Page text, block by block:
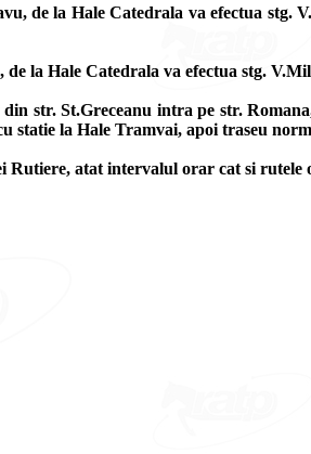
de la Hale Catedrala va efectua stg.
de la Hale Catedrala va efectua stg.
din str. St.Greceanu intra pe str.
statie la Hale Tramvai, apoi traseu
Rutiere, atat intervalul orar cat si rutele